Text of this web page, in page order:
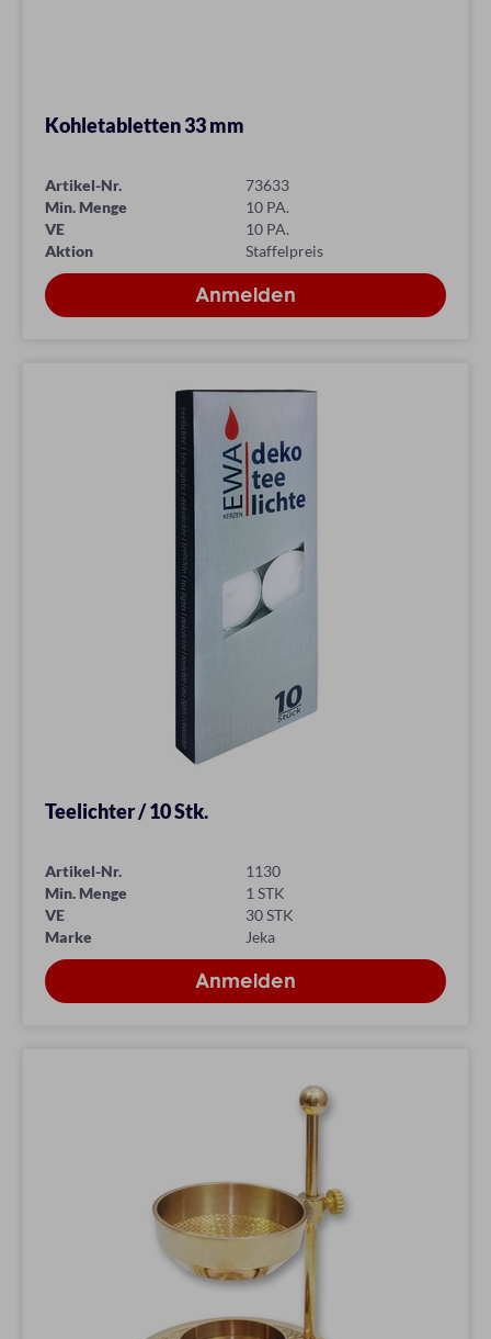
Kohletabletten 33 mm
Artikel-Nr.
73633
Min. Menge
10 PA.
VE
10 PA.
Aktion
Staffelpreis
Teelichter / 10 Stk.
Artikel-Nr.
1130
Min. Menge
1 STK
VE
30 STK
Marke
Jeka